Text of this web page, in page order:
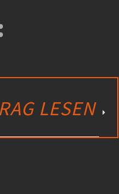
LESEN